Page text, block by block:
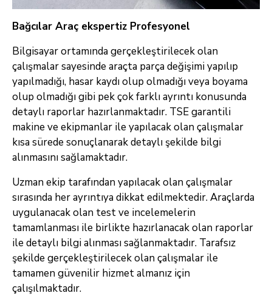
Bağcılar Araç ekspertiz Profesyonel
Bilgisayar ortamında gerçekleştirilecek olan
çalışmalar sayesinde araçta parça değişimi yapılıp
yapılmadığı, hasar kaydı olup olmadığı veya boyama
olup olmadığı gibi pek çok farklı ayrıntı konusunda
detaylı raporlar hazırlanmaktadır. TSE garantili
makine ve ekipmanlar ile yapılacak olan çalışmalar
kısa sürede sonuçlanarak detaylı şekilde bilgi
alınmasını sağlamaktadır.
Uzman ekip tarafından yapılacak olan çalışmalar
sırasında her ayrıntıya dikkat edilmektedir. Araçlarda
uygulanacak olan test ve incelemelerin
tamamlanması ile birlikte hazırlanacak olan raporlar
ile detaylı bilgi alınması sağlanmaktadır. Tarafsız
şekilde gerçekleştirilecek olan çalışmalar ile
tamamen güvenilir hizmet almanız için
çalışılmaktadır.